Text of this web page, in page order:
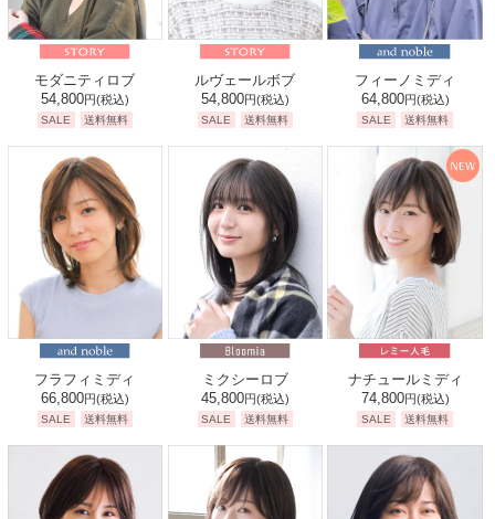
モダニティロブ
54,800円(税込)
SALE 送料無料
ルヴェールボブ
54,800円(税込)
SALE 送料無料
フィーノミディ
64,800円(税込)
SALE 送料無料
フラフィミディ
66,800円(税込)
SALE 送料無料
ミクシーロブ
45,800円(税込)
SALE 送料無料
ナチュールミディ
74,800円(税込)
SALE 送料無料